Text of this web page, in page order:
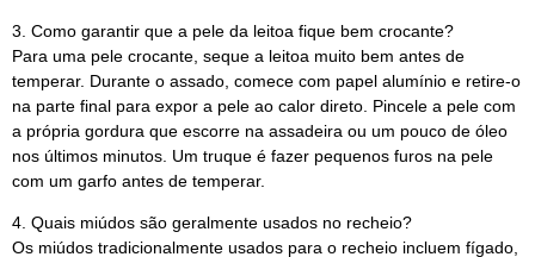
3. Como garantir que a pele da leitoa fique bem crocante?
Para uma pele crocante, seque a leitoa muito bem antes de
temperar. Durante o assado, comece com papel alumínio e retire-o
na parte final para expor a pele ao calor direto. Pincele a pele com
a própria gordura que escorre na assadeira ou um pouco de óleo
nos últimos minutos. Um truque é fazer pequenos furos na pele
com um garfo antes de temperar.
4. Quais miúdos são geralmente usados no recheio?
Os miúdos tradicionalmente usados para o recheio incluem fígado,